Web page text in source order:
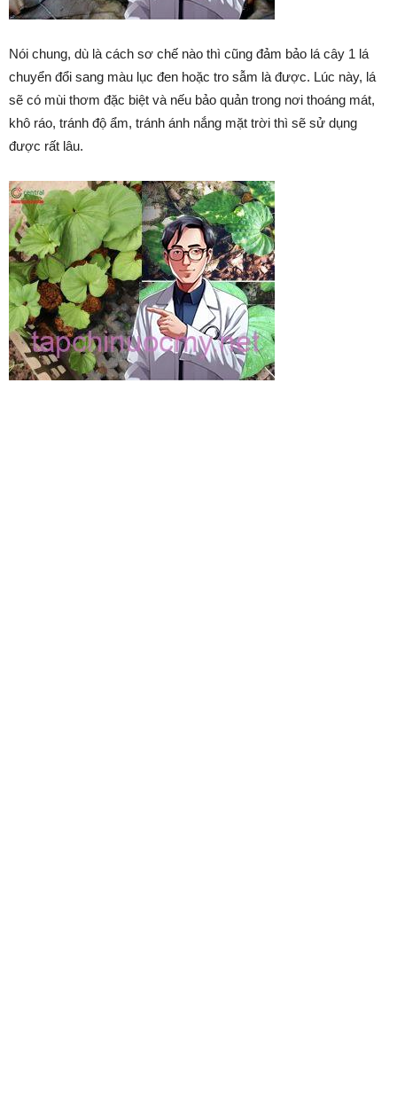
Nói chung, dù là cách sơ chế nào thì cũng đảm bảo lá cây 1 lá
chuyển đổi sang màu lục đen hoặc tro sẫm là được. Lúc này, lá
sẽ có mùi thơm đặc biệt và nếu bảo quản trong nơi thoáng mát,
khô ráo, tránh độ ẩm, tránh ánh nắng mặt trời thì sẽ sử dụng
được rất lâu.